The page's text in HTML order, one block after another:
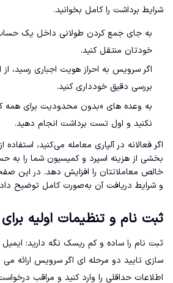
شرایط برداشت را کامل بخوانید.
به جای جمع کردن طولانی داخل یک
خودتان منتقل کنید.
اگر سرویس به احراز هویت اجباری رسید،
بررسی دقیق خودداری کنید.
به وعده های «بدون محدودیت برای همه
نکنید و اول تست برداشت انجام دهید.
اگر فعالانه در آلپاری معامله می‌کنید، استفاده از
بخشی از هزینه اسپرد و کمیسیون شما را به
خالص معاملاتتان را افزایش دهد. در این
و شرایط دریافت آن به‌صورت کامل توضیح
ثبت نام و تنظیمات اولیه
ثبت نام را ساده و کم ریسک نگه دارید:
سازی تایید دو مرحله ای اگر سرویس ارائه
اطلاعات حداقلی را وارد کنید و مراقب